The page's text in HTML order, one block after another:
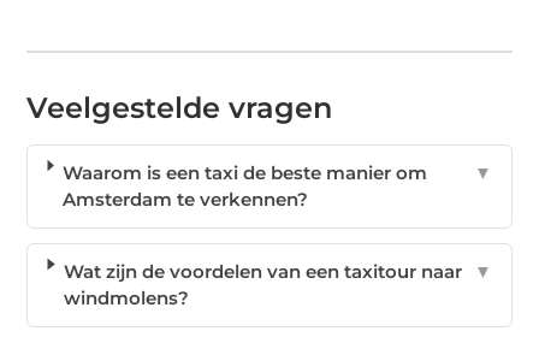
Veelgestelde vragen
Waarom is een taxi de beste manier om
Amsterdam te verkennen?
▼
Wat zijn de voordelen van een taxitour naar
windmolens?
▼